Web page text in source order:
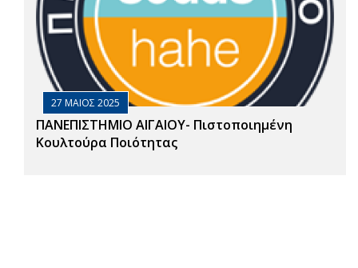
27 ΜΑΙΟΣ 2025
ΠΑΝΕΠΙΣΤΗΜΙΟ ΑΙΓΑΙΟΥ- Πιστοποιημένη
Κουλτούρα Ποιότητας